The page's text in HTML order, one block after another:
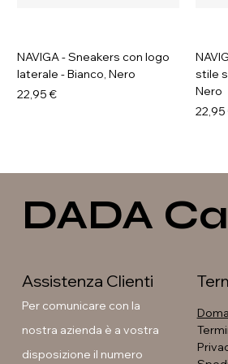
NAVIGA - Sneakers con logo
laterale - Bianco, Nero
Prezzo
22,95 €
stile
Nero
22,95
Soleil - Anfibi con fibbia e
GAVI - Stivaletti con fibbia e GAVI
DADA
Assistenza Clienti
Per comunicare con la
nostra azienda è a vostra
disposizione il numero